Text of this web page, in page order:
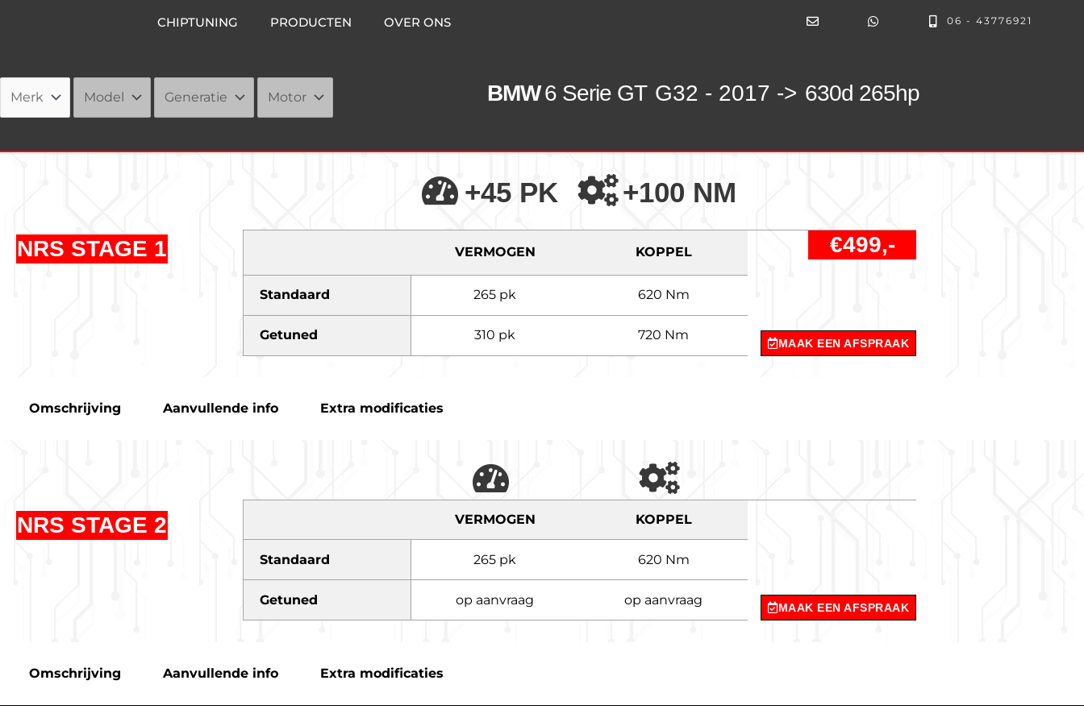
CHIPTUNING PRODUCTEN OVER ONS 06 - 43776921
BMW6 Serie GT G32 - 2017 -> 630d 265hp
NRS STAGE 1
+45 PK +100 NM
VERMOGEN KOPPEL €499,-
Standaard 265 pk 620 Nm
Getuned 310 pk 720 Nm
MAAK EEN AFSPRAAK
Omschrijving Aanvullende info Extra modificaties
NRS STAGE 2 VERMOGEN KOPPEL
Standaard 265 pk 620 Nm
Getuned op aanvraag op aanvraag
MAAK EEN AFSPRAAK
Omschrijving Aanvullende info Extra modificaties